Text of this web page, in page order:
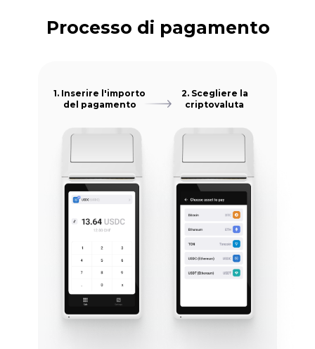
Processo di pagamento
1. Inserire l'importo
del pagamento
2. Scegliere la
criptovaluta